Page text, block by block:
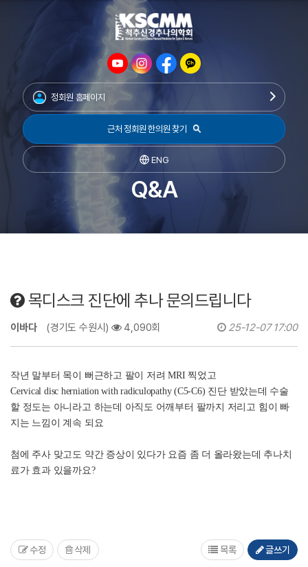
정회원 홈페이지
근처 정회원 한의원 찾기
ENG
Q&A
목디스크 진단에 추나 문의드립니다
이바다 (경기도 수원시) 4,090회 25-12-07 17:00
작년 말부터 목이 뻐근하고 팔이 저려 MRI 찍었고
Cervical disc herniation with radiculopathy (C5-C6) 진단 받았는데 수술
할 정도는 아니라고 하는데 아직도 어깨부터 팔까지 저리고 힘이 빠
지는 느낌이 계속 되요
첨에 주사 맞고도 약간 증상이 있다가 요즘 좀 더 올라왔는데 추나치
료가 효과 있을까요?
수정 삭제 목록 글쓰기